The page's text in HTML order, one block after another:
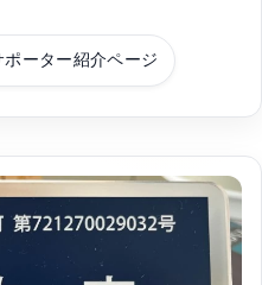
ーター紹介ページ